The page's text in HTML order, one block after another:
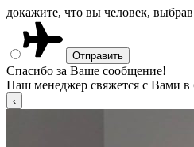
докажите, что вы человек, выбрав
Спасибо за Ваше сообщение!
Наш менеджер свяжется с Вами в